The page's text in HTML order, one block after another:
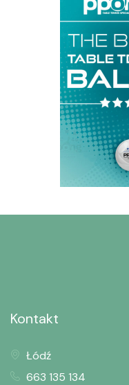
Table
Kontakt
Łódź
663 135 134